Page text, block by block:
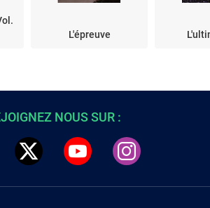
L'épreuve
NOUS SUR :